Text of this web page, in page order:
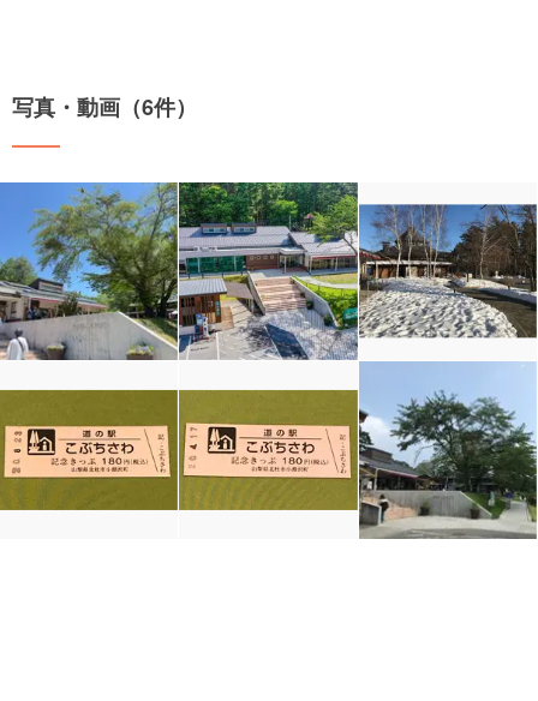
写真・動画（6件）